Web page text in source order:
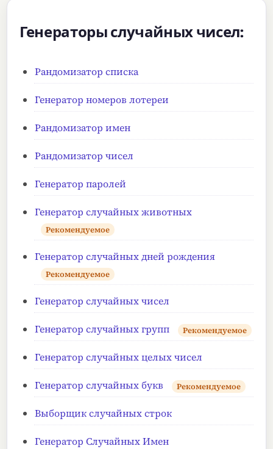
Генераторы случайных чисел:
Рандомизатор списка
Генератор номеров лотереи
Рандомизатор имен
Рандомизатор чисел
Генератор паролей
Генератор случайных животных
Рекомендуемое
Генератор случайных дней рождения
Рекомендуемое
Генератор случайных чисел
Генератор случайных групп Рекомендуемое
Генератор случайных целых чисел
Генератор случайных букв Рекомендуемое
Выборщик случайных строк
Генератор Случайных Имен